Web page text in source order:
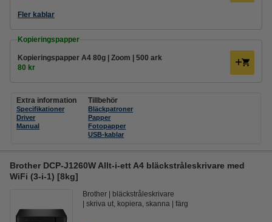
Fler kablar
Kopieringspapper
Kopieringspapper A4 80g | Zoom | 500 ark
80 kr
Extra information
Specifikationer
Driver
Manual
Tillbehör
Bläckpatroner
Papper
Fotopapper
USB-kablar
Brother DCP-J1260W Allt-i-ett A4 bläckstråleskrivare med
WiFi (3-i-1) [8kg]
Brother
bläckstråleskrivare
skriva ut, kopiera, skanna
färg